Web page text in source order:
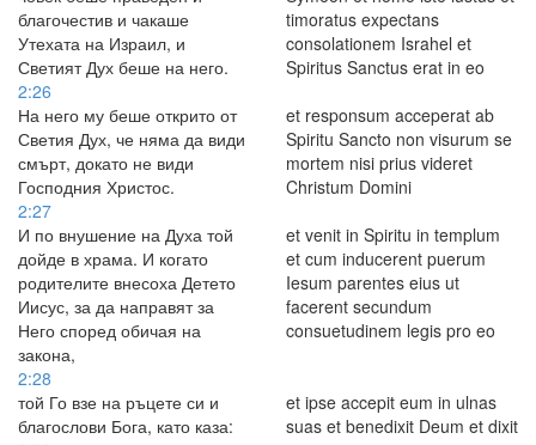
благочестив и чакаше
Утехата на Израил, и
Светият Дух беше на него.
timoratus expectans
consolationem Israhel et
Spiritus Sanctus erat in eo
2:26
На него му беше открито от
Светия Дух, че няма да види
смърт, докато не види
Господния Христос.
et responsum acceperat ab
Spiritu Sancto non visurum se
mortem nisi prius videret
Christum Domini
2:27
И по внушение на Духа той
дойде в храма. И когато
родителите внесоха Детето
Иисус, за да направят за
Него според обичая на
закона,
et venit in Spiritu in templum
et cum inducerent puerum
Iesum parentes eius ut
facerent secundum
consuetudinem legis pro eo
2:28
той Го взе на ръцете си и
благослови Бога, като каза:
et ipse accepit eum in ulnas
suas et benedixit Deum et dixit